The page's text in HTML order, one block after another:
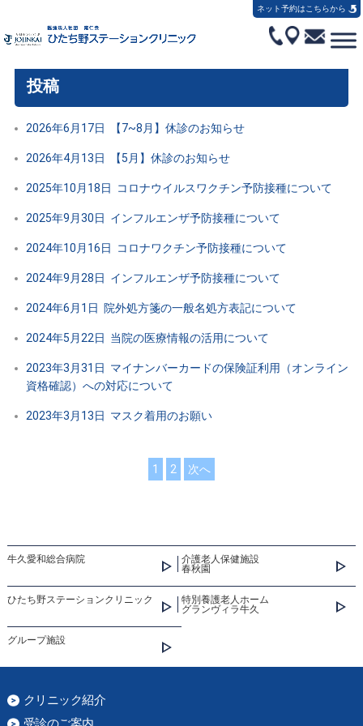
ネット予約はこちらから
投稿
2026年6月17日 【7~8月】休診のお知らせ
2026年4月13日 【5月】休診のお知らせ
2025年10月18日 コロナウイルスワクチン予防接種について
2025年9月30日 インフルエンザ予防接種について
2024年10月16日 コロナワクチン予防接種について
2024年9月28日 インフルエンザ予防接種について
2024年6月1日 院外処方箋の一般名処方表記について
2024年5月22日 当院の医療情報の活用について
2023年3月31日 マイナンバーカードの保険証利用（オンライン
資格確認）への対応について
2023年3月13日 マスク着用のお願い
1 2 次へ
牛久愛和総合病院
介護老人保健施設
春秋園
ひたち野ステーションクリニック
特別養護老人ホーム
グランヴィラ牛久
グループ施設
クリニック紹介